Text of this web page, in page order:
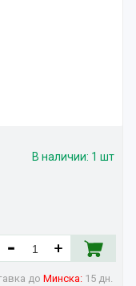
В наличии: 1 шт
до Минска: 15 дн.